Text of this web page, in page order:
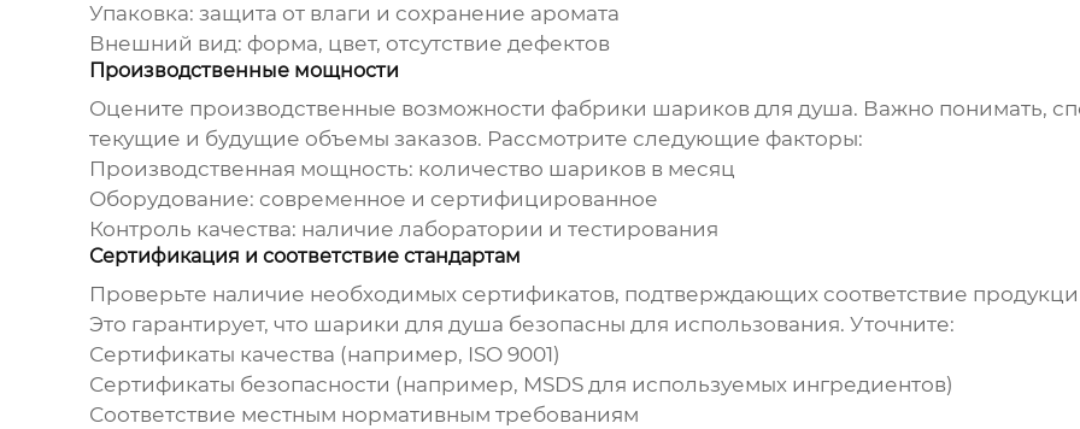
Упаковка: защита от влаги и сохранение аромата
Внешний вид: форма, цвет, отсутствие дефектов
Производственные мощности
Оцените производственные возможности фабрики шариков для душа. Важно понимать,
текущие и будущие объемы заказов. Рассмотрите следующие факторы:
Производственная мощность: количество шариков в месяц
Оборудование: современное и сертифицированное
Контроль качества: наличие лаборатории и тестирования
Сертификация и соответствие стандартам
Проверьте наличие необходимых сертификатов, подтверждающих соответствие
Это гарантирует, что шарики для душа безопасны для использования. Уточните:
Сертификаты качества (например, ISO 9001)
Сертификаты безопасности (например, MSDS для используемых ингредиентов)
Соответствие местным нормативным требованиям